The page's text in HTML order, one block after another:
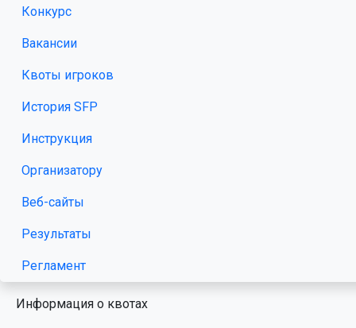
Конкурс
Вакансии
Квоты игроков
История SFP
Инструкция
Организатору
Веб-сайты
Результаты
Регламент
Информация о квотах